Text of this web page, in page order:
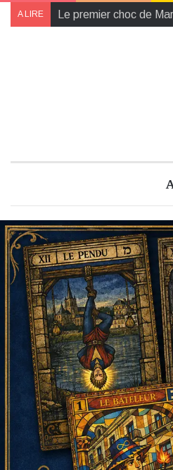
A LIRE Avec Axis Arbor,